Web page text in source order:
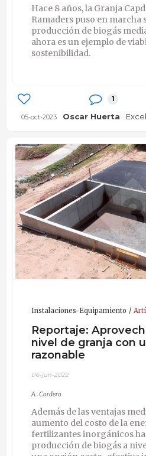
Hace 8 años, la Granja
Ramaders puso en marcha
producción de biogás
ahora es un ejemplo de
sostenibilidad.
1
05-oct-2023 Oscar Huerta
Instalaciones-Equipamiento
Reportaje:
nivel de granja con
razonable
06-jun-2022
A. Cordero
Además de las ventajas
aumento del costo de la
fertilizantes inorgánicos
producción de biogás a